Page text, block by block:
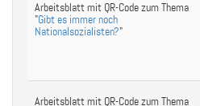
Arbeitsblatt mit QR-Code zum Thema
"Gibt es immer noch
Nationalsozialisten?"
Arbeitsblatt mit QR-Code zum Thema